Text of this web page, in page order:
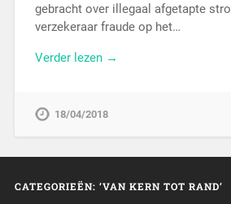
gebracht over illegaal afgetapte
verzekeraar fraude op het…
Verder lezen →
18/04/2018
CATEGORIEËN: ‘VAN KERN TOT RAND’